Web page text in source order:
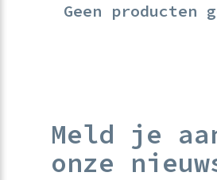
Geen producten
Meld je
onze